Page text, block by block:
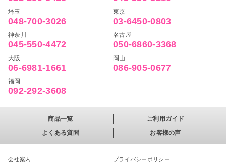
埼玉
048-700-3026
東京
03-6450-0803
神奈川
045-550-4472
名古屋
050-6860-3368
大阪
06-6981-1661
岡山
086-905-0677
福岡
092-292-3608
商品一覧
ご利用ガイド
よくある質問
お客様の声
会社案内 プライバシーポリシー